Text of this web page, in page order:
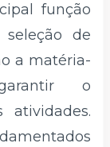
função
de
a matéria-
o
atividades.